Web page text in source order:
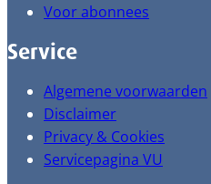
Voor abonnees
Service
Algemene voorwaarden
Disclaimer
Privacy & Cookies
Servicepagina VU